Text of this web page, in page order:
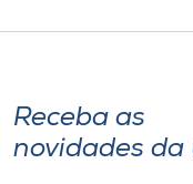
Receba as
novidades da